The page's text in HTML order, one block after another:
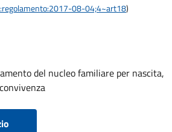
08-04;4~art18)
del nucleo familiare per nascita,